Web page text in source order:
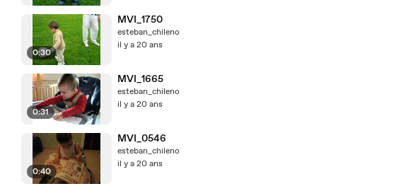
0:30
MVI_1750
esteban_chileno
il y a 20 ans
0:31
MVI_1665
esteban_chileno
il y a 20 ans
0:40
MVI_0546
esteban_chileno
il y a 20 ans